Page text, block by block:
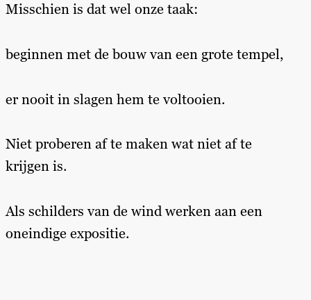
Misschien is dat wel onze taak:
beginnen met de bouw van een grote tempel,
er nooit in slagen hem te voltooien.
Niet proberen af te maken wat niet af te
krijgen is.
Als schilders van de wind werken aan een
oneindige expositie.